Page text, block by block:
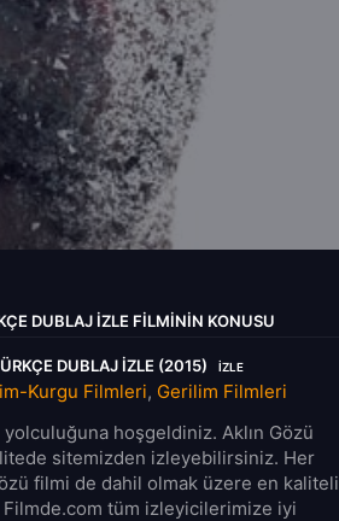
DUBLAJ IZLE FILMININ KONUSU
DUBLAJ IZLE (2015) IZLE
Kurgu Filmleri, Gerilim Filmleri
hoşgeldiniz. Aklın Gözü
sitemizden izleyebilirsiniz. Her
filmi de dahil olmak üzere en kaliteli
tüm izleyicilerimize iyi